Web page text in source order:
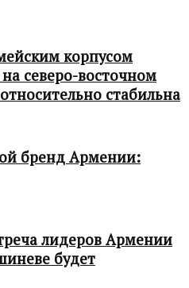
корпусом
северо-восточном
стабильна
бренд Армении:
лидеров Армении
будет